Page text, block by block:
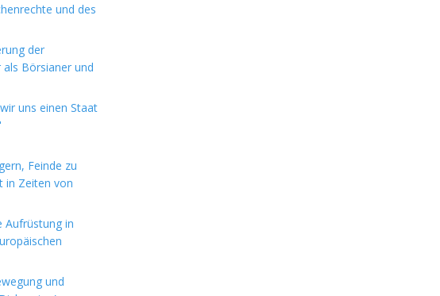
und des
der
Börsianer und
uns einen Staat
Feinde zu
in Zeiten von
Aufrüstung in
und